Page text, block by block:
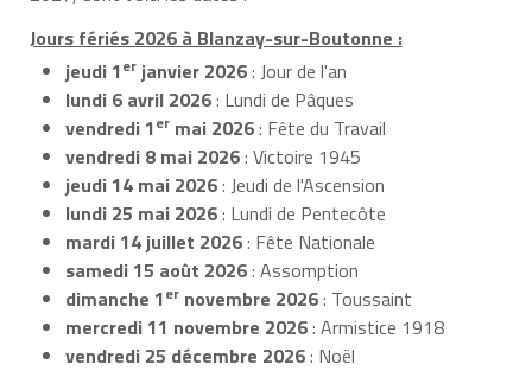
Jours fériés 2026 à Blanzay-sur-Boutonne :
jeudi 1er janvier 2026: Jour de l'an
lundi 6 avril 2026: Lundi de Pâques
vendredi 1er mai 2026: Fête du Travail
vendredi 8 mai 2026: Victoire 1945
jeudi 14 mai 2026: Jeudi de l'Ascension
lundi 25 mai 2026: Lundi de Pentecôte
mardi 14 juillet 2026: Fête Nationale
samedi 15 août 2026: Assomption
dimanche 1er novembre 2026: Toussaint
mercredi 11 novembre 2026: Armistice 1918
vendredi 25 décembre 2026: Noël